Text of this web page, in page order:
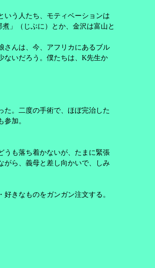
いう人たち、モティベーションは
」（じぶに）とか、金沢は富山と
さんは、今、アフリカにあるブル
いだろう。僕たちは、 K先生か
。二度の手術で、ほぼ完治した
加。
うも落ち着かないが、たまに緊張
がら、義母と差し向かいで、しみ
きなものをガンガン注文する。